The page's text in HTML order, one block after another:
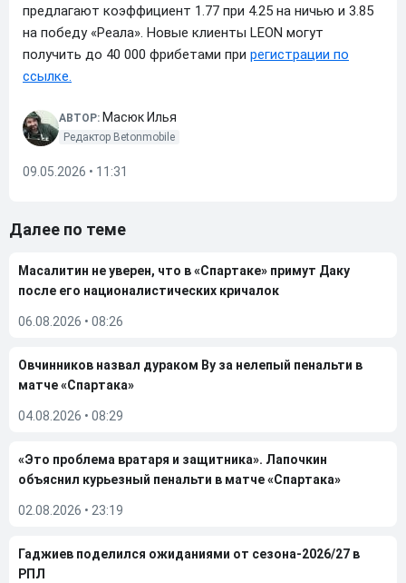
предлагают коэффициент 1.77 при 4.25 на ничью и 3.85
на победу «Реала». Новые клиенты LEON могут
получить до 40 000 фрибетами при регистрации по
ссылке.
АВТОР: Масюк Илья
Редактор Betonmobile
09.05.2026 • 11:31
Далее по теме
Масалитин не уверен, что в «Спартаке» примут Даку
после его националистических кричалок
06.08.2026 • 08:26
Овчинников назвал дураком Ву за нелепый пенальти в
матче «Спартака»
04.08.2026 • 08:29
«Это проблема вратаря и защитника». Лапочкин
объяснил курьезный пенальти в матче «Спартака»
02.08.2026 • 23:19
Гаджиев поделился ожиданиями от сезона-2026/27 в
РПЛ